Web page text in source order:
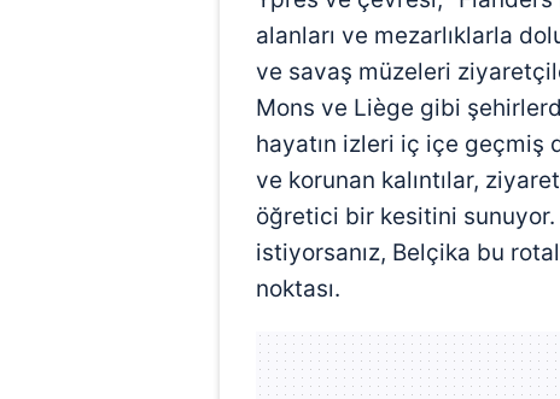
mevzuata uygun olarak
alanları ve mezarlıklarla
ve savaş müzeleri
Mons ve Liège gibi
hayatın izleri iç içe geçmiş
ve korunan kalıntılar,
öğretici bir kesitini
istiyorsanız, Belçika bu
noktası.